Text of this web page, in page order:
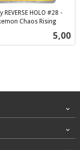
REVERSE HOLO #28 -
Chaos Rising
Pris
5,00